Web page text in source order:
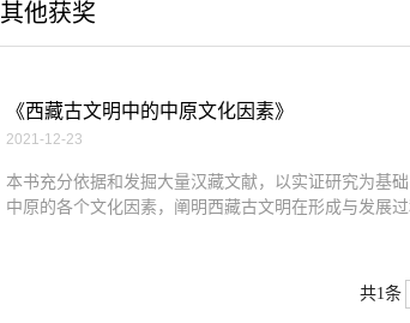
其他获奖
《西藏古文明中的中原文化因素》
2021-12-23
本书充分依据和发掘大量汉藏文献，以实证研究为基
中原的各个文化因素，阐明西藏古文明在形成与发展
共1条